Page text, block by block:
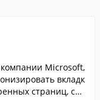
Microsoft,
вкладк
страниц, сп